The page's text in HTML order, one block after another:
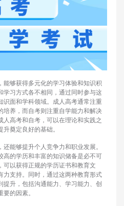
能够获得多元化的学习体验和知识积
学习方式各不相同，通过同时参与这
识面和学科领域。成人高考通常注重
培养，而自考则注重自学能力和解决
高考和自考，可以在理论和实践之
奠定良好的基础。
能够提升个人竞争力和职业发展。
高的学历和丰富的知识储备是必不可
可以获得正规的学历证书和教育文
力支持。同时，通过这两种教育形式
升，包括沟通能力、学习能力、创
的因素。